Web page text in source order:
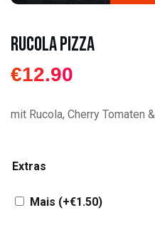
Rucola Pizza
€12.90
mit Rucola, Cherry Tomaten
Extras
Mais (+€1.50)